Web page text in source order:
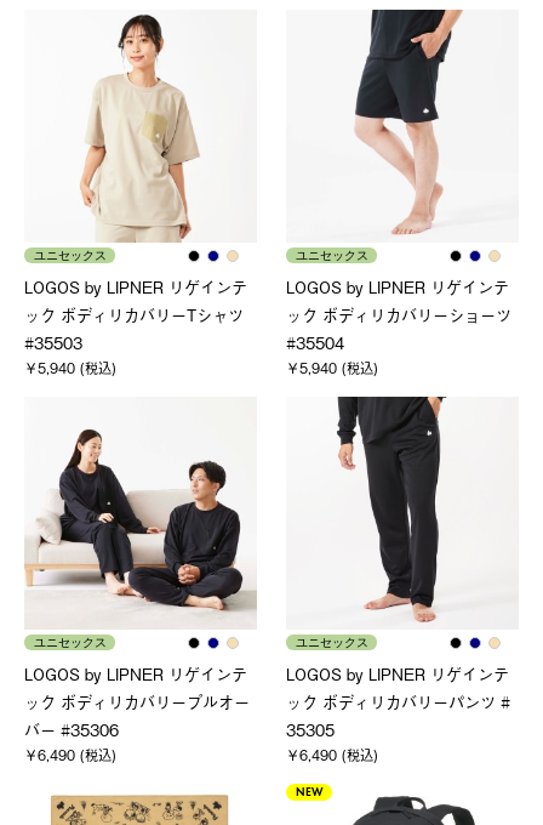
ユニセックス
LOGOS by LIPNER リゲインテ
ック ボディリカバリーTシャツ
#35503
￥5,940 (税込)
ユニセックス
LOGOS by LIPNER リゲインテ
ック ボディリカバリーショーツ
#35504
￥5,940 (税込)
ユニセックス
LOGOS by LIPNER リゲインテ
ック ボディリカバリープルオー
バー #35306
￥6,490 (税込)
ユニセックス
LOGOS by LIPNER リゲインテ
ック ボディリカバリーパンツ #
35305
￥6,490 (税込)
NEW